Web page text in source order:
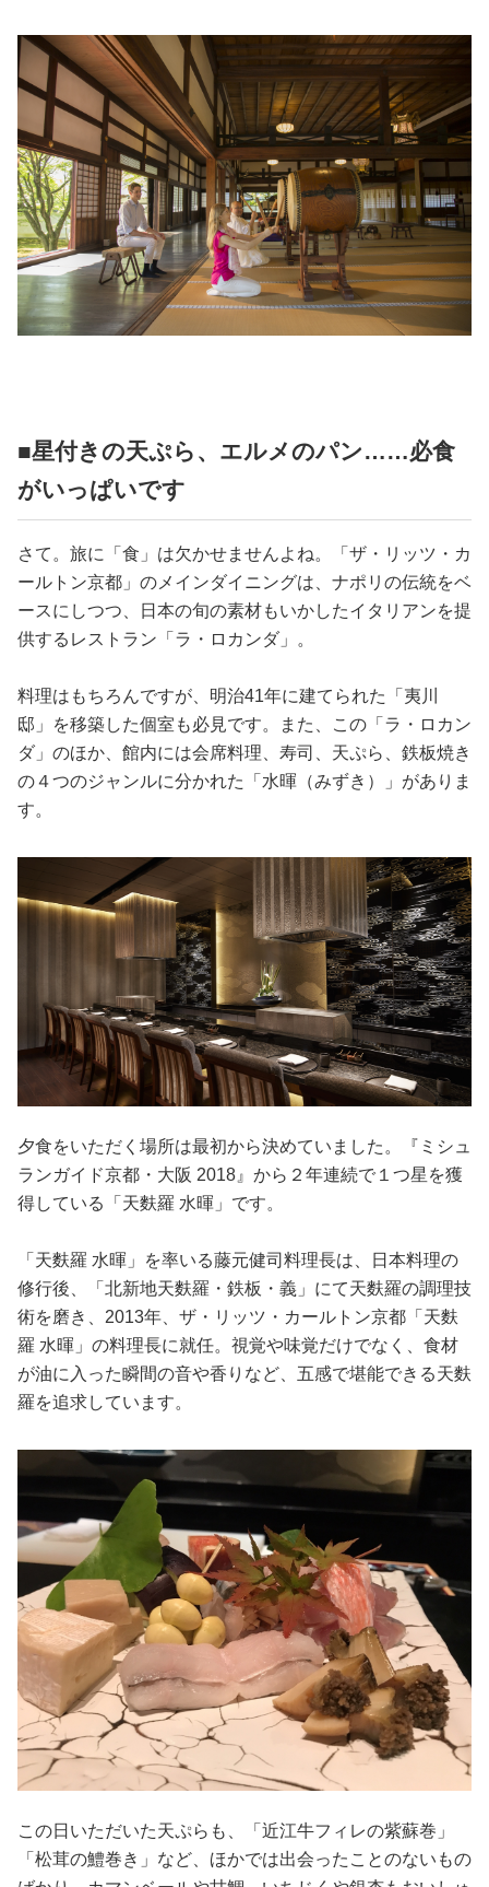
■星付きの天ぷら、エルメのパン……必食
がいっぱいです
さて。旅に「食」は欠かせませんよね。「ザ・リッツ・カ
ールトン京都」のメインダイニングは、ナポリの伝統をベ
ースにしつつ、日本の旬の素材もいかしたイタリアンを提
供するレストラン「ラ・ロカンダ」。
料理はもちろんですが、明治41年に建てられた「夷川
邸」を移築した個室も必見です。また、この「ラ・ロカン
ダ」のほか、館内には会席料理、寿司、天ぷら、鉄板焼き
の４つのジャンルに分かれた「水暉（みずき）」がありま
す。
夕食をいただく場所は最初から決めていました。『ミシュ
ランガイド京都・大阪 2018』から２年連続で１つ星を獲
得している「天麩羅 水暉」です。
「天麩羅 水暉」を率いる藤元健司料理長は、日本料理の
修行後、「北新地天麩羅・鉄板・義」にて天麩羅の調理技
術を磨き、2013年、ザ・リッツ・カールトン京都「天麩
羅 水暉」の料理長に就任。視覚や味覚だけでなく、食材
が油に入った瞬間の音や香りなど、五感で堪能できる天麩
羅を追求しています。
この日いただいた天ぷらも、「近江牛フィレの紫蘇巻」
「松茸の鱧巻き」など、ほかでは出会ったことのないもの